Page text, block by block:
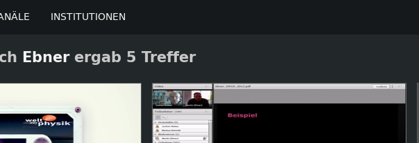
INSTITUTIONEN
Ebnerergab 5 Treffer